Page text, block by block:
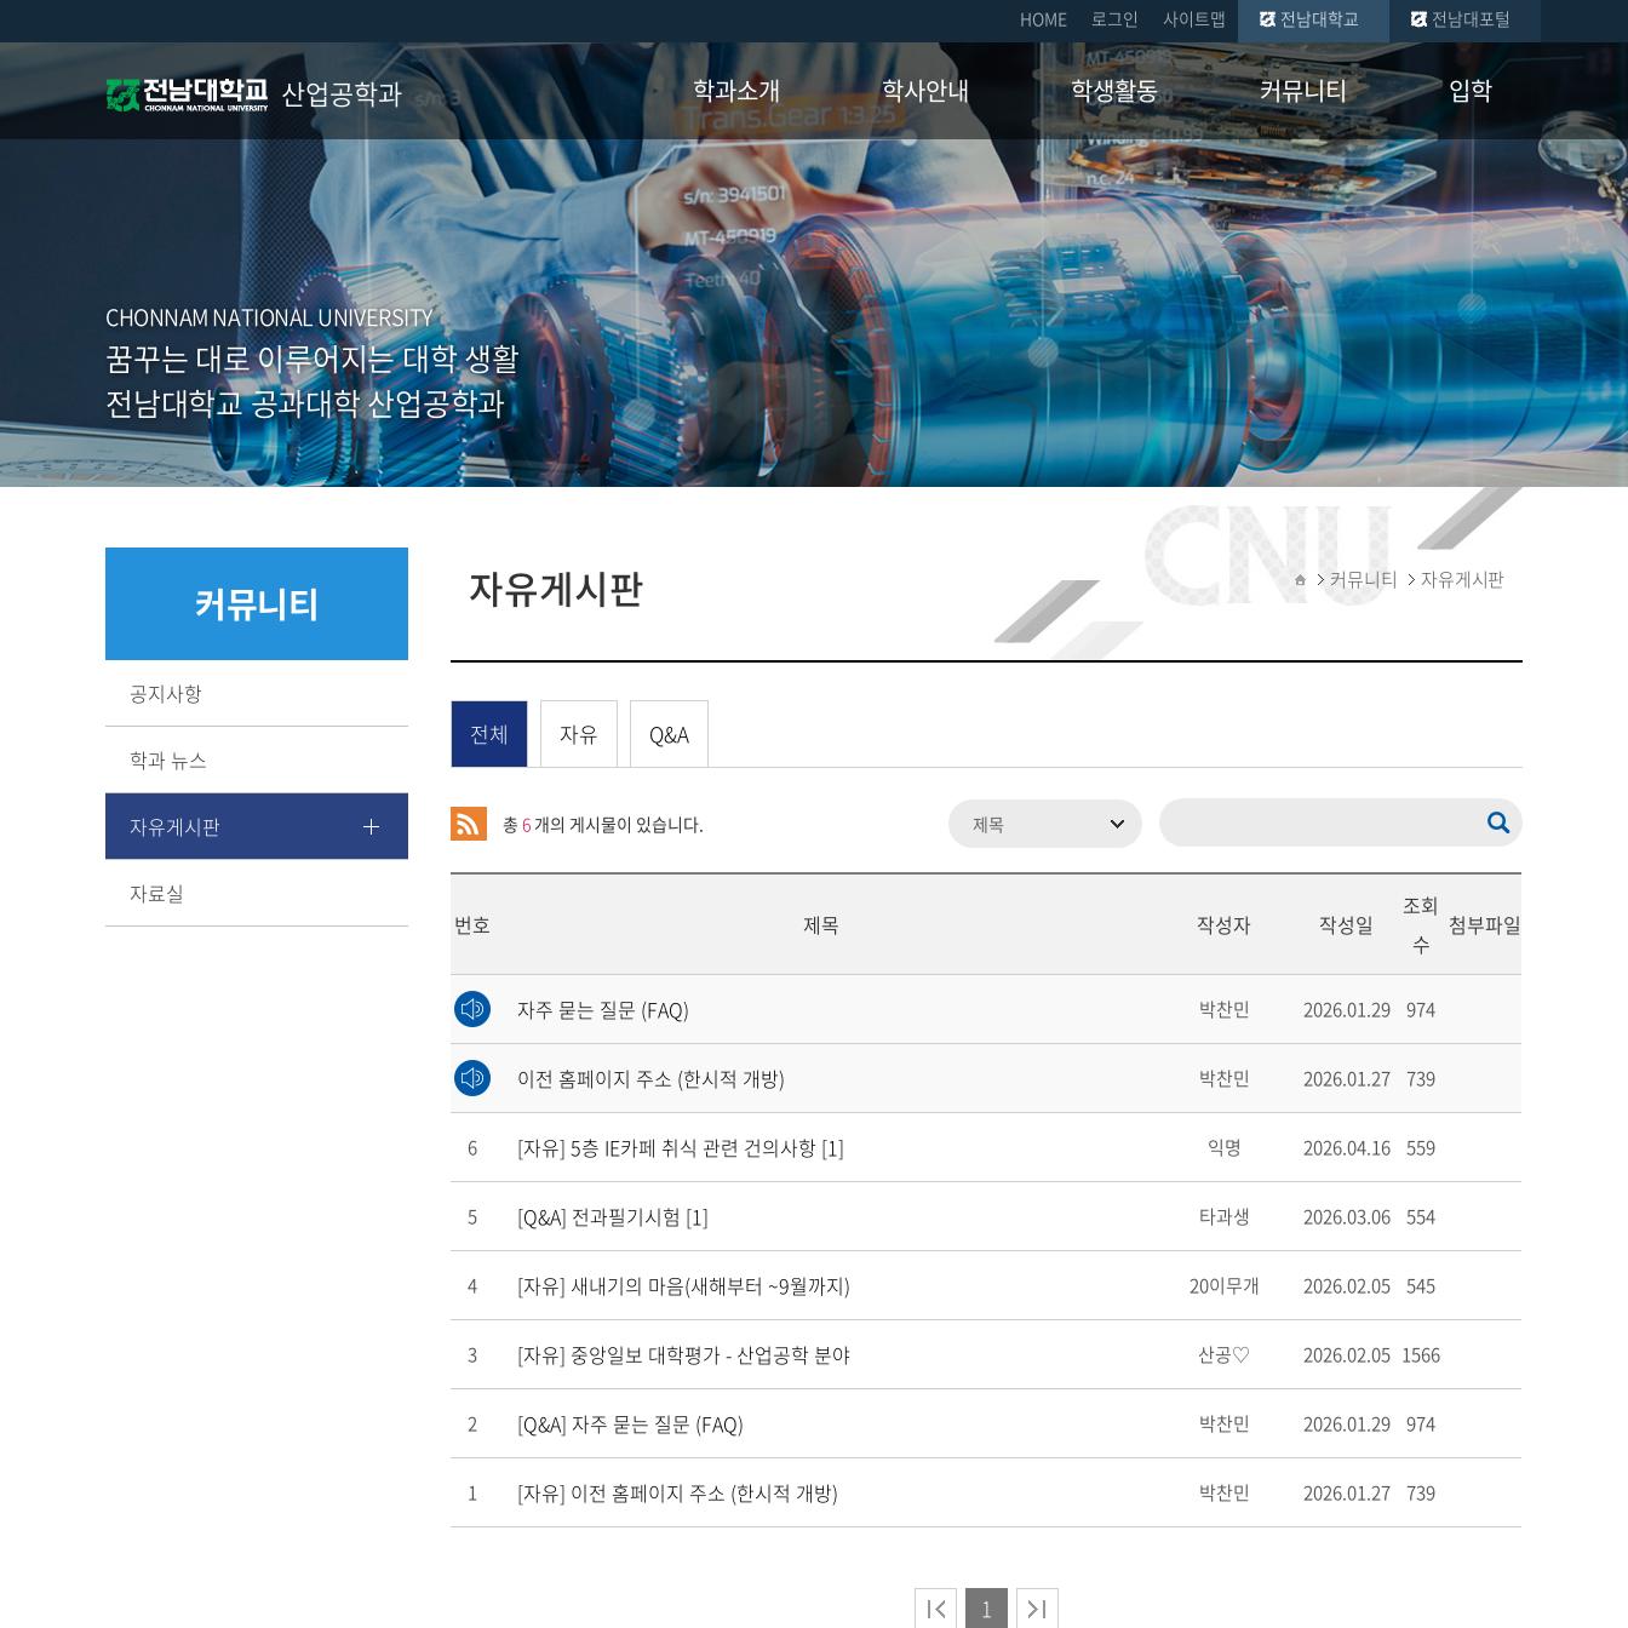
HOME 로그인 사이트맵 전남대학교 전남대포털
산업공학과 학과소개
학과소개
인사말
연혁
교수진
오시는길
학사안내
교육과정
졸업요건
장학제도
학사일정
학생활동
취업현황
장학금 수혜현황
국제교류 현황
자격증 멘토
학생회
소모임
커뮤니티
공지사항
학과 뉴스
자유게시판
자료실
입학
학부
일반대학원
산업대학원
CHONNAM NATIONAL UNIVERSITY
꿈꾸는 대로 이루어지는 대학 생활
전남대학교 공과대학 산업공학과
커뮤니티
공지사항
학과 뉴스
자유게시판
자료실
커뮤니티 자유게시판
자유게시판
전체 자유 Q&A
총6 개의 게시물이 있습니다.
번호 제목 작성자 작성일
조회
수
첨부파일
자주 묻는 질문 (FAQ) 박찬민 2026.01.29 974
이전 홈페이지 주소 (한시적 개방) 박찬민 2026.01.27 739
6 [자유]5층 IE카페 취식 관련 건의사항 [1] 익명 2026.04.16 559
5 [Q&A] 전과필기시험 [1] 타과생 2026.03.06 554
4 [자유] 새내기의 마음(새해부터 ~9월까지) 20이무개 2026.02.05 545
3 [자유] 중앙일보 대학평가 - 산업공학 분야 산공♡ 2026.02.05 1566
2 [Q&A] 자주 묻는 질문 (FAQ) 박찬민 2026.01.29 974
1 [자유] 이전 홈페이지 주소 (한시적 개방) 박찬민 2026.01.27 739
1